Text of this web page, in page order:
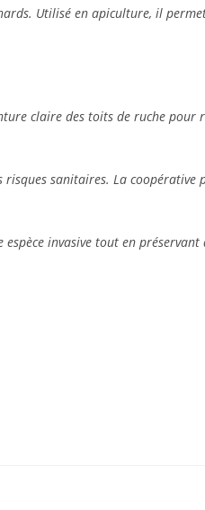
Utilisé en apiculture, il
claire des toits de ruche
sanitaires. La coopérative
invasive tout en